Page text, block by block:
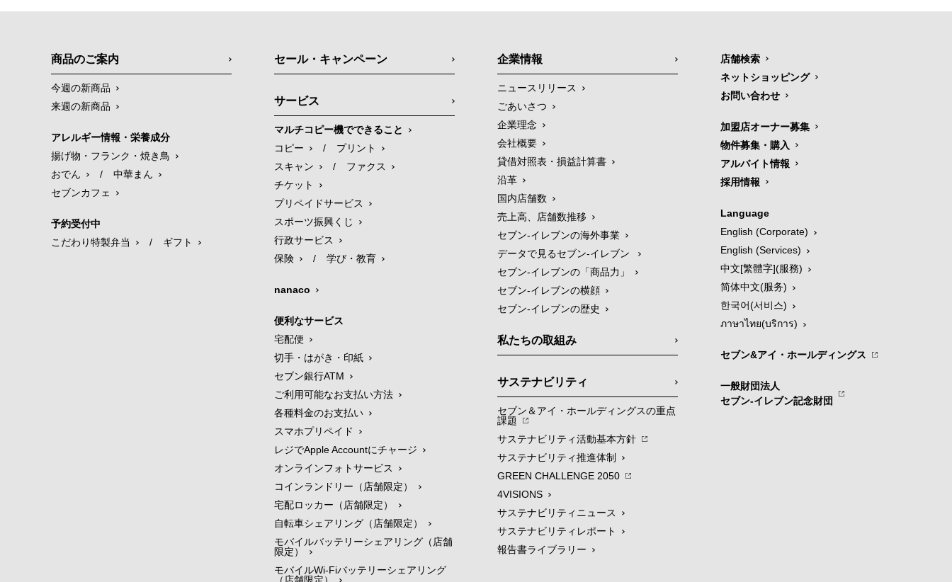
商品のご案内
今週の新商品
来週の新商品
アレルギー情報・栄養成分
揚げ物・フランク・焼き鳥
おでん
/
中華まん
セブンカフェ
予約受付中
こだわり特製弁当
/ ギフト
セール・キャンペーン
サービス
マルチコピー機でできること
コピー
/
プリント
スキャン
/
ファクス
チケット
プリペイドサービス
スポーツ振興くじ
行政サービス
保険
/ 学び・教育
nanaco
便利なサービス
宅配便
切手・はがき・印紙
セブン銀行ATM
ご利用可能なお支払い方法
各種料金のお支払い
スマホプリペイド
レジでApple Accountにチャージ
オンラインフォトサービス
コインランドリー（店舗限定）
宅配ロッカー（店舗限定）
自転車シェアリング（店舗限定）
モバイルバッテリーシェアリング（店舗
限定）
モバイルWi-Fiバッテリーシェアリング
企業情報
ニュースリリース
ごあいさつ
企業理念
会社概要
貸借対照表・損益計算書
沿革
国内店舗数
売上高、店舗数推移
セブン‐イレブンの海外事業
データで見るセブン‐イレブン
セブン‐イレブンの「商品力」
セブン-イレブンの横顔
セブン-イレブンの歴史
私たちの取組み
サステナビリティ
セブン＆アイ・ホールディングスの重点
課題
サステナビリティ活動基本方針
サステナビリティ推進体制
GREEN CHALLENGE 2050
4VISIONS
サステナビリティニュース
サステナビリティレポート
報告書ライブラリー
店舗検索
ネットショッピング
お問い合わせ
加盟店オーナー募集
物件募集・購入
アルバイト情報
採用情報
Language
English (Corporate)
English (Services)
中文[繁體字](服務)
简体中文(服务)
한국어(서비스)
ภาษาไทย(บริการ)
セブン&アイ・ホールディングス
一般財団法人
セブン-イレブン記念財団